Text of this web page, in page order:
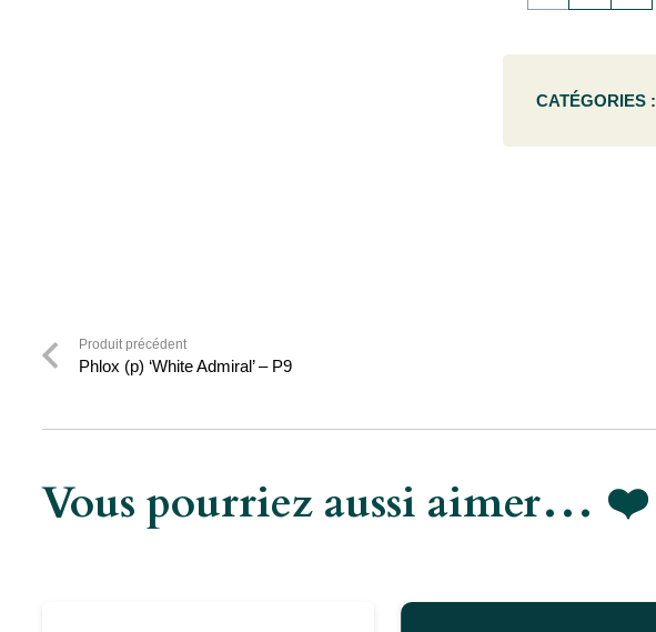
helix
'Ivalace'
CATÉGORIES :
Produit précédent
Phlox (p) ‘White Admiral’ – P9
Vous pourriez aussi aimer… ❤️